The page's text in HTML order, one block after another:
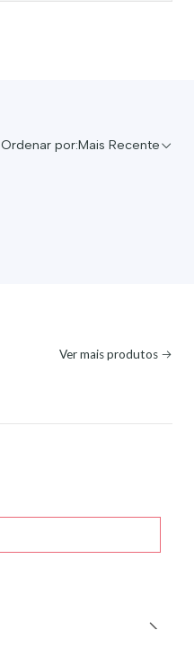
Ordenar por:Mais Recente
Ver mais produtos